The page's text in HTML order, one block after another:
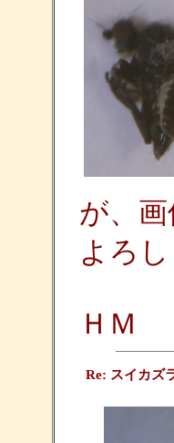
が、
よろ
ＨＭ
Re: スイカズ